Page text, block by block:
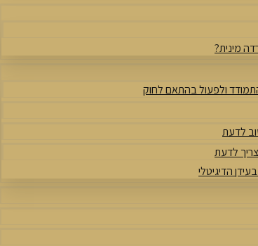
מינית?
ולפעול בהתאם לחוק
לדעת
לדעת
הדיגיטלי